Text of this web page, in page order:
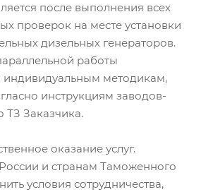
после выполнения всех
проверок на месте установки
дизельных генераторов.
работы
индивидуальным методикам,
инструкциям заводов-
ТЗ Заказчика.
оказание услуг.
и странам Таможенного
условия сотрудничества,